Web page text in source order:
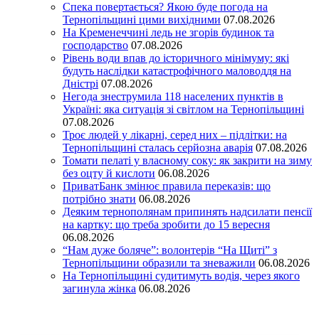
Спека повертається? Якою буде погода на
Тернопільщині цими вихідними 07.08.2026
На Кременеччині ледь не згорів будинок та
господарство 07.08.2026
Рівень води впав до історичного мінімуму: які
будуть наслідки катастрофічного маловоддя на
Дністрі 07.08.2026
Негода знеструмила 118 населених пунктів в
Україні: яка ситуація зі світлом на Тернопільщині
07.08.2026
Троє людей у лікарні, серед них – підлітки: на
Тернопільщині сталась серйозна аварія 07.08.2026
Томати пелаті у власному соку: як закрити на зиму
без оцту й кислоти 06.08.2026
ПриватБанк змінює правила переказів: що
потрібно знати 06.08.2026
Деяким тернополянам припинять надсилати пенсії
на картку: що треба зробити до 15 вересня
06.08.2026
“Нам дуже боляче”: волонтерів “На Щиті” з
Тернопільщини образили та зневажили 06.08.2026
На Тернопільщині судитимуть водія, через якого
загинула жінка 06.08.2026